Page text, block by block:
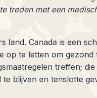
treden met een
land. Canada is een
op te letten om gezond
treffen;
blijven en tenslotte